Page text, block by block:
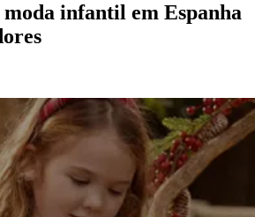
infantil em Espanha